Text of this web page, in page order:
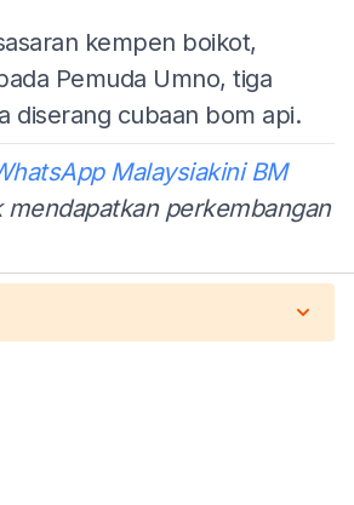
kempen boikot,
Pemuda Umno, tiga
diserang cubaan bom api.
Malaysiakini BM
perkembangan